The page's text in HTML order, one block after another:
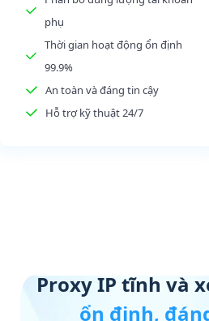
phụ
Thời gian hoạt động ổn định
99.9%
An toàn và đáng tin cậy
Hỗ trợ kỹ thuật 24/7
Proxy IP tĩnh và
ổn định,